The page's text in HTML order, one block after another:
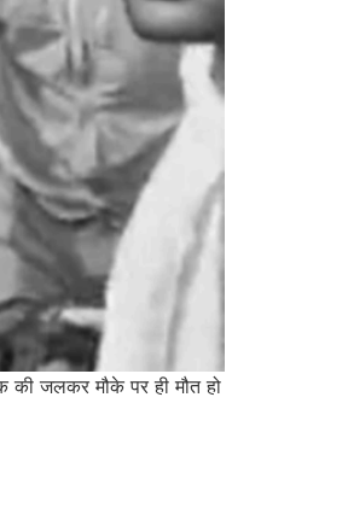
जलकर मौके पर ही मौत हो